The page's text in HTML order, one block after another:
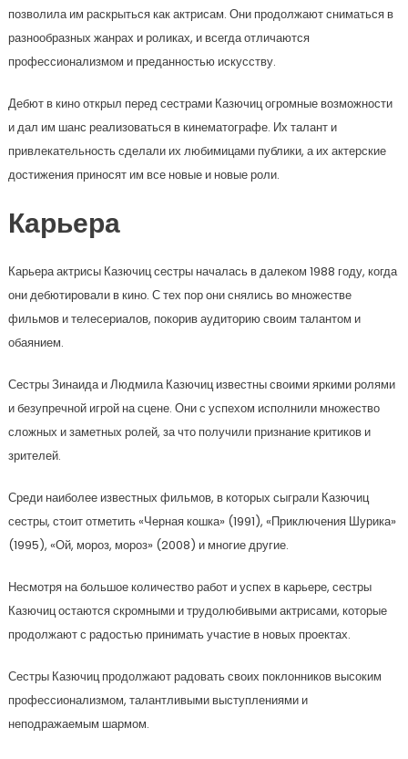
позволила им раскрыться как актрисам. Они продолжают сниматься в
разнообразных жанрах и роликах, и всегда отличаются
профессионализмом и преданностью искусству.
Дебют в кино открыл перед сестрами Казючиц огромные возможности
и дал им шанс реализоваться в кинематографе. Их талант и
привлекательность сделали их любимицами публики, а их актерские
достижения приносят им все новые и новые роли.
Карьера
Карьера актрисы Казючиц сестры началась в далеком 1988 году, когда
они дебютировали в кино. С тех пор они снялись во множестве
фильмов и телесериалов, покорив аудиторию своим талантом и
обаянием.
Сестры Зинаида и Людмила Казючиц известны своими яркими ролями
и безупречной игрой на сцене. Они с успехом исполнили множество
сложных и заметных ролей, за что получили признание критиков и
зрителей.
Среди наиболее известных фильмов, в которых сыграли Казючиц
сестры, стоит отметить «Черная кошка» (1991), «Приключения Шурика»
(1995), «Ой, мороз, мороз» (2008) и многие другие.
Несмотря на большое количество работ и успех в карьере, сестры
Казючиц остаются скромными и трудолюбивыми актрисами, которые
продолжают с радостью принимать участие в новых проектах.
Сестры Казючиц продолжают радовать своих поклонников высоким
профессионализмом, талантливыми выступлениями и
неподражаемым шармом.